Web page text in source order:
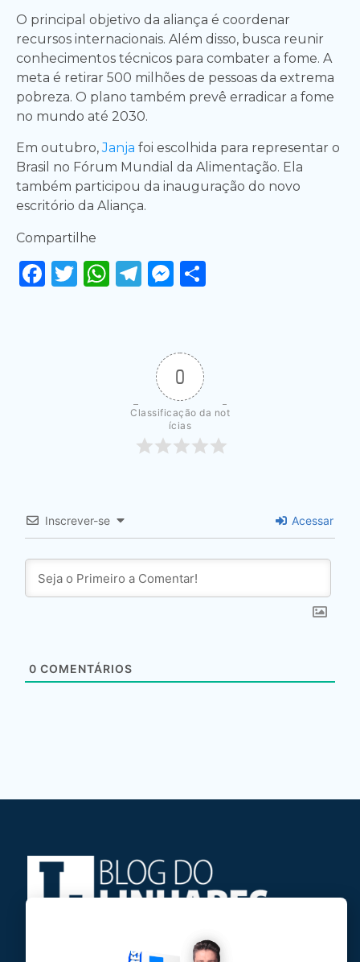
O principal objetivo da aliança é coordenar
recursos internacionais. Além disso, busca reunir
conhecimentos técnicos para combater a fome. A
meta é retirar 500 milhões de pessoas da extrema
pobreza. O plano também prevê erradicar a fome
no mundo até 2030.
Em outubro,Janja foi escolhida para representar o
Brasil no Fórum Mundial da Alimentação. Ela
também participou da inauguração do novo
escritório da Aliança.
Compartilhe
Facebook
Twitter
WhatsApp
Telegram
Messenger
0
Classificação da not
ícias
Inscrever-se Acessar
0 COMENTÁRIOS